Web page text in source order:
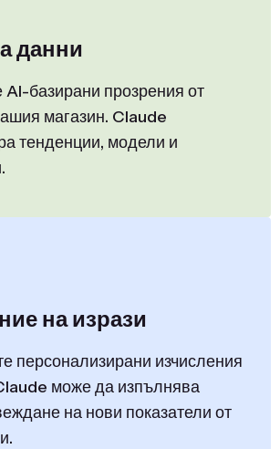
данни
AI-базирани прозрения от
магазин. Claude
тенденции, модели и
на изрази
персонализирани изчисления
може да изпълнява
на нови показатели от